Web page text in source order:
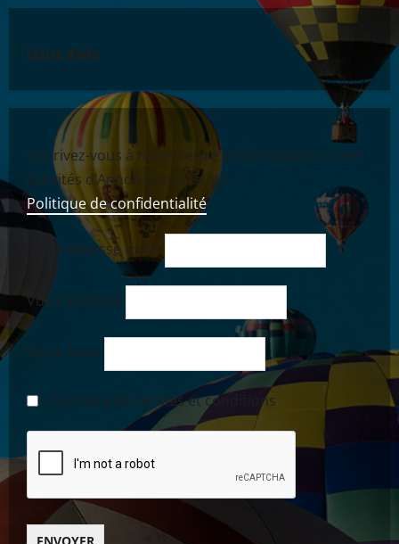
Lettre d'info
Inscrivez-vous à notre Lettre d'information sur les
activités d’Annonay Info Santé.
Politique de confidentialité
Votre adresse mail*
Votre Prénom
Votre Nom
-- J'accepte les termes et conditions